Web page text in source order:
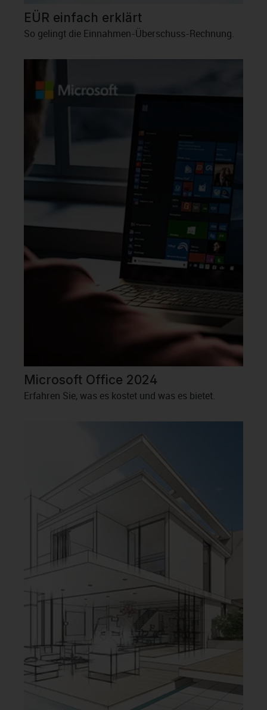
EÜR einfach erklärt
So gelingt die Einnahmen-Überschuss-Rechnung.
Microsoft Office 2024
Erfahren Sie, was es kostet und was es bietet.